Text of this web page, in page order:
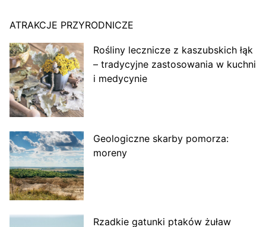
ATRAKCJE PRZYRODNICZE
Rośliny lecznicze z kaszubskich łąk
– tradycyjne zastosowania w kuchni
i medycynie
Geologiczne skarby pomorza:
moreny
Rzadkie gatunki ptaków żuław